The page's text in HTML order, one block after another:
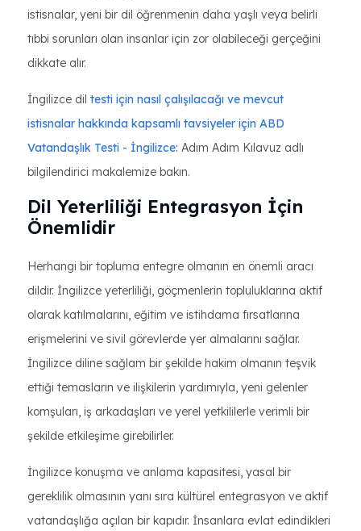
istisnalar, yeni bir dil öğrenmenin daha yaşlı veya belirli
tıbbi sorunları olan insanlar için zor olabileceği gerçeğini
dikkate alır.
İngilizce dil testi için nasıl çalışılacağı ve mevcut
istisnalar hakkında kapsamlı tavsiyeler için ABD
Vatandaşlık Testi - İngilizce: Adım Adım Kılavuz adlı
bilgilendirici makalemize bakın.
Dil Yeterliliği Entegrasyon İçin
Önemlidir
Herhangi bir topluma entegre olmanın en önemli aracı
dildir. İngilizce yeterliliği, göçmenlerin topluluklarına aktif
olarak katılmalarını, eğitim ve istihdama fırsatlarına
erişmelerini ve sivil görevlerde yer almalarını sağlar.
İngilizce diline sağlam bir şekilde hakim olmanın teşvik
ettiği temasların ve ilişkilerin yardımıyla, yeni gelenler
komşuları, iş arkadaşları ve yerel yetkililerle verimli bir
şekilde etkileşime girebilirler.
İngilizce konuşma ve anlama kapasitesi, yasal bir
gereklilik olmasının yanı sıra kültürel entegrasyon ve aktif
vatandaşlığa açılan bir kapıdır. İnsanlara evlat edindikleri